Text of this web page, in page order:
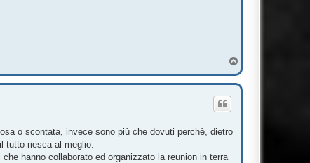
o
o scontata, invece sono più che dovuti perchè, dietro
tutto riesca al meglio.
hanno collaborato ed organizzato la reunion in terra